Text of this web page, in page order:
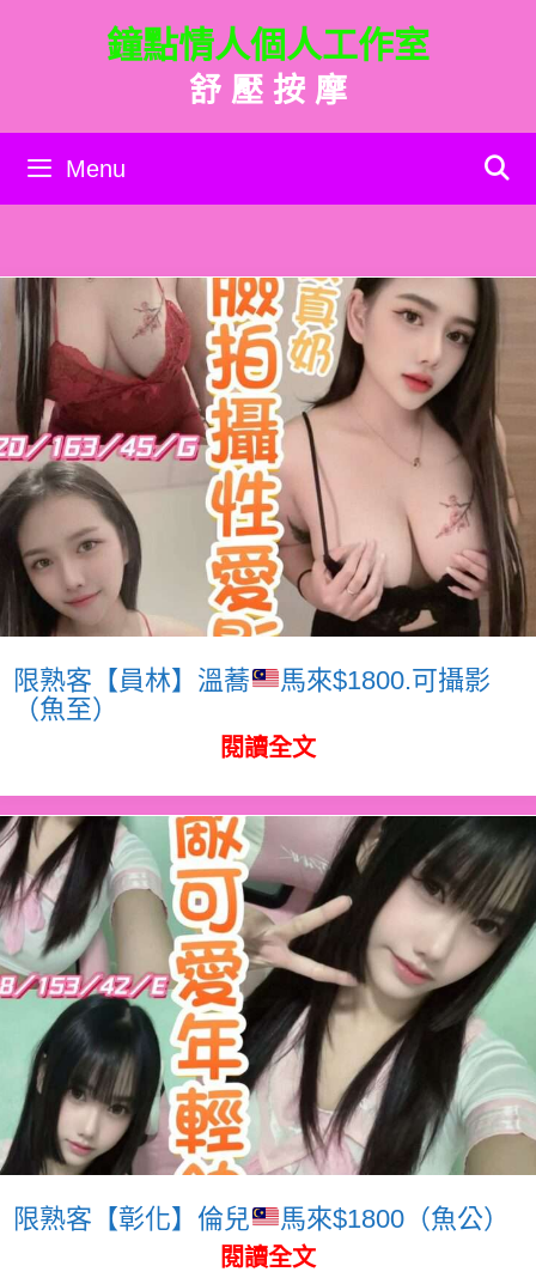
內
鐘點情人個人工作室
舒 壓 按 摩
Menu
限熟客【員林】溫蕎
馬來$1800.可攝影
（魚至）
閱讀全文
限熟客【彰化】倫兒 馬來$1800（魚公）
閱讀全文